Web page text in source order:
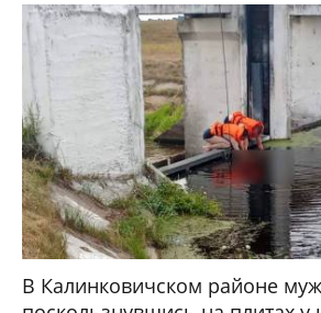
В Калинковичском районе